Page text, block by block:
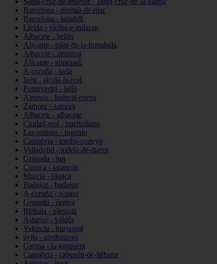
Barcelona - premià-de-mar
Barcelona - taradell
Lleida - vielha-e-mijaran
Albacete - hellín
Alicante - pilar-de-la-horadada
Albacete - almansa
Alicante - almoradí
A-coruña - sada
Jaén - alcalá-la-real
Pontevedra - lalín
Almería - huércal-overa
Zamora - zamora
Albacete - albacete
Ciudad-real - puertollano
Las-palmas - ingenio
Cantabria - medio-cudeyo
Valladolid - tudela-de-duero
Granada - jun
Cuenca - tarancón
Murcia - blanca
Badajoz - badajoz
A-coruña - o-pino
Granada - órgiva
Bizkaia - plentzia
Asturias - valdés
Valencia - burjassot
ávila - piedralaves
Girona - la-jonquera
Cantabria - cabezón-de-liébana